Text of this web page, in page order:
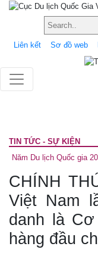
Liên kết Sơ đồ web
TIN TỨC - SỰ KIỆN
Năm Du lịch Quốc gia
CHÍNH
Việt Nam
danh là
hàng đầu